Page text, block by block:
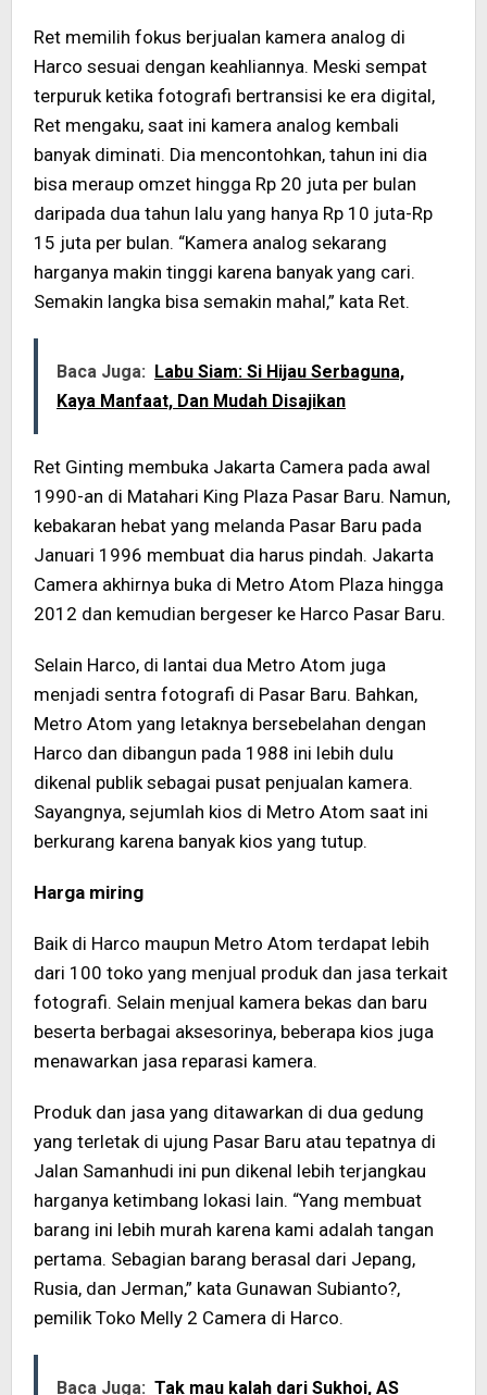
Ret memilih fokus berjualan kamera analog di
Harco sesuai dengan keahliannya. Meski sempat
terpuruk ketika fotografi bertransisi ke era digital,
Ret mengaku, saat ini kamera analog kembali
banyak diminati. Dia mencontohkan, tahun ini dia
bisa meraup omzet hingga Rp 20 juta per bulan
daripada dua tahun lalu yang hanya Rp 10 juta-Rp
15 juta per bulan. “Kamera analog sekarang
harganya makin tinggi karena banyak yang cari.
Semakin langka bisa semakin mahal,” kata Ret.
Baca Juga: Labu Siam: Si Hijau Serbaguna,
Kaya Manfaat, Dan Mudah Disajikan
Ret Ginting membuka Jakarta Camera pada awal
1990-an di Matahari King Plaza Pasar Baru. Namun,
kebakaran hebat yang melanda Pasar Baru pada
Januari 1996 membuat dia harus pindah. Jakarta
Camera akhirnya buka di Metro Atom Plaza hingga
2012 dan kemudian bergeser ke Harco Pasar Baru.
Selain Harco, di lantai dua Metro Atom juga
menjadi sentra fotografi di Pasar Baru. Bahkan,
Metro Atom yang letaknya bersebelahan dengan
Harco dan dibangun pada 1988 ini lebih dulu
dikenal publik sebagai pusat penjualan kamera.
Sayangnya, sejumlah kios di Metro Atom saat ini
berkurang karena banyak kios yang tutup.
Harga miring
Baik di Harco maupun Metro Atom terdapat lebih
dari 100 toko yang menjual produk dan jasa terkait
fotografi. Selain menjual kamera bekas dan baru
beserta berbagai aksesorinya, beberapa kios juga
menawarkan jasa reparasi kamera.
Produk dan jasa yang ditawarkan di dua gedung
yang terletak di ujung Pasar Baru atau tepatnya di
Jalan Samanhudi ini pun dikenal lebih terjangkau
harganya ketimbang lokasi lain. “Yang membuat
barang ini lebih murah karena kami adalah tangan
pertama. Sebagian barang berasal dari Jepang,
Rusia, dan Jerman,” kata Gunawan Subianto?,
pemilik Toko Melly 2 Camera di Harco.
Baca Juga: Tak mau kalah dari Sukhoi, AS